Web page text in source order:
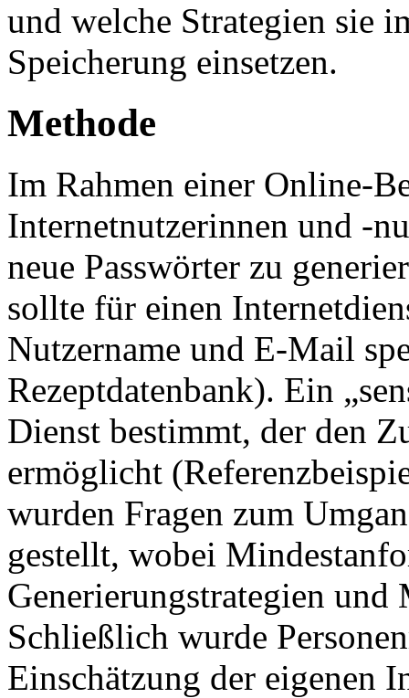
und welche Strategien sie
Speicherung einsetzen.
Methode
Im Rahmen einer Online-
Internetnutzerinnen und -
neue Passwörter zu
sollte für einen
Nutzername und E-Mail
Rezeptdatenbank). Ein
Dienst bestimmt, der den
ermöglicht
wurden Fragen zum
gestellt, wobei
Generierungstrategien
Schließlich wurde
Einschätzung der eigenen